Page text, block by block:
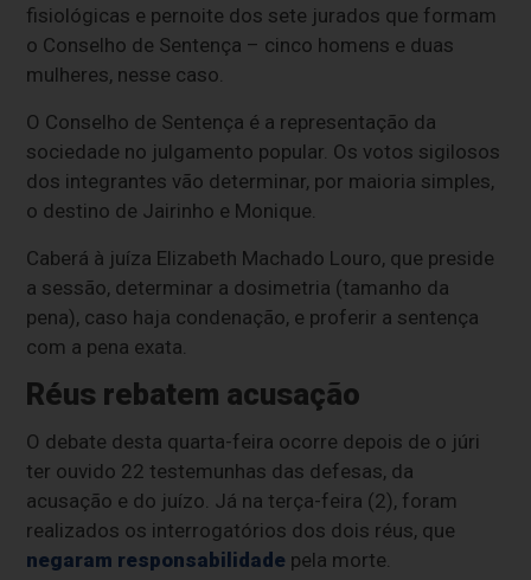
fisiológicas e pernoite dos sete jurados que formam
o Conselho de Sentença – cinco homens e duas
mulheres, nesse caso.
O Conselho de Sentença é a representação da
sociedade no julgamento popular. Os votos sigilosos
dos integrantes vão determinar, por maioria simples,
o destino de Jairinho e Monique.
Caberá à juíza Elizabeth Machado Louro, que preside
a sessão, determinar a dosimetria (tamanho da
pena), caso haja condenação, e proferir a sentença
com a pena exata.
Réus rebatem acusação
O debate desta quarta-feira ocorre depois de o júri
ter ouvido 22 testemunhas das defesas, da
acusação e do juízo. Já na terça-feira (2), foram
realizados os interrogatórios dos dois réus, que
negaram responsabilidade pela morte.